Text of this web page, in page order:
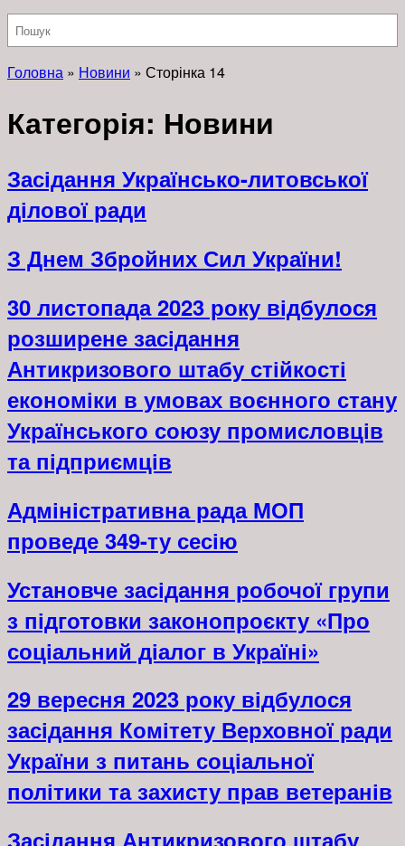
Пошук
Головна » Новини » Сторінка 14
Категорія: Новини
Засідання Українсько-литовської
ділової ради
З Днем Збройних Сил України!
30 листопада 2023 року відбулося
розширене засідання
Антикризового штабу стійкості
економіки в умовах воєнного стану
Українського союзу промисловців
та підприємців
Адміністративна рада МОП
проведе 349-ту сесію
Установче засідання робочої групи
з підготовки законопроєкту «Про
соціальний діалог в Україні»
29 вересня 2023 року відбулося
засідання Комітету Верховної ради
України з питань соціальної
політики та захисту прав ветеранів